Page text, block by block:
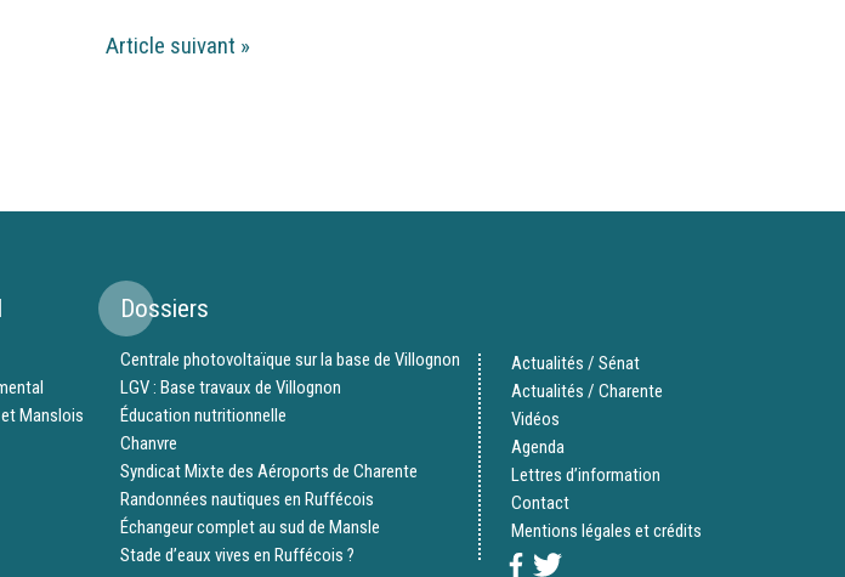
Article suivant »
Manslois
Dossiers
Centrale photovoltaïque sur la base de Villognon
LGV : Base travaux de Villognon
Éducation nutritionnelle
Chanvre
Syndicat Mixte des Aéroports de Charente
Randonnées nautiques en Ruffécois
Échangeur complet au sud de Mansle
Stade d’eaux vives en Ruffécois ?
Actualités / Sénat
Actualités / Charente
Vidéos
Agenda
Lettres d’information
Contact
Mentions légales et crédits